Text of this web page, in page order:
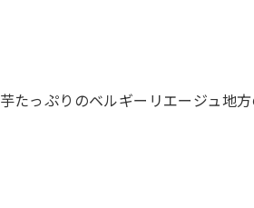
たっぷりのベルギーリエージュ地